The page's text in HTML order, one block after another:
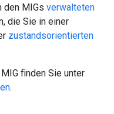
den MIGs verwalteten
die Sie in einer
zustandsorientierten
finden Sie unter
.